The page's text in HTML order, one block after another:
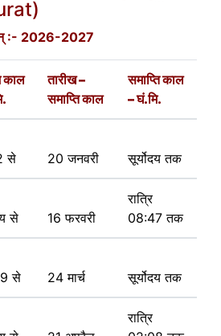
:- 2026-2027
काल
तारीख –
समाप्ति काल
समाप्ति काल
– घं.मि.
से
20 जनवरी सूर्योदय तक
से 16 फरवरी
रात्रि
08:47 तक
से
24 मार्च सूर्योदय तक
रात्रि